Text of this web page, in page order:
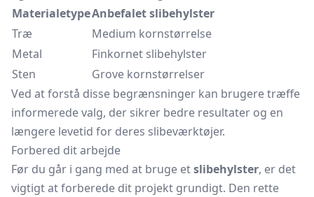
MaterialetypeAnbefalet slibehylster
Træ
Medium kornstørrelse
Metal
Finkornet slibehylster
Sten
Grove kornstørrelser
Ved at forstå disse begrænsninger kan brugere træffe
informerede valg, der sikrer bedre resultater og en
længere levetid for deres slibeværktøjer.
Forbered dit arbejde
Før du går i gang med at bruge etslibehylster, er det
vigtigt at forberede dit projekt grundigt. Den rette